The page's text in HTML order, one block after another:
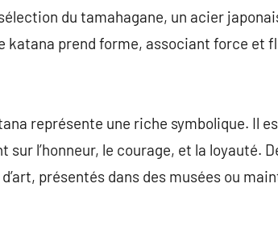
du tamahagane, un acier
katana prend forme, associant force et
représente une riche symbolique. Il
sur l’honneur, le courage, et la loyauté.
présentés dans des musées ou